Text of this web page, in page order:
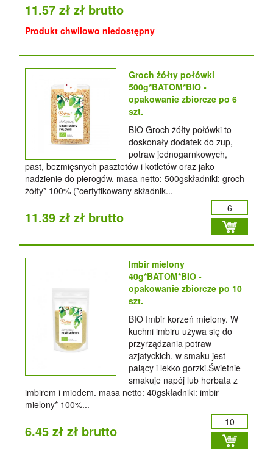
11.57 zł zł brutto
Produkt chwilowo niedostępny
Groch żółty połówki
500g*BATOM*BIO -
opakowanie zbiorcze po 6
szt.
BIO Groch żółty połówki to
doskonały dodatek do zup,
potraw jednogarnkowych,
past, bezmięsnych pasztetów i kotletów oraz jako
nadzienie do pierogów. masa netto: 500gskładniki: groch
żółty* 100% (*certyfikowany składnik...
11.39 zł zł brutto
Imbir mielony
40g*BATOM*BIO -
opakowanie zbiorcze po 10
szt.
BIO Imbir korzeń mielony. W
kuchni imbiru używa się do
przyrządzania potraw
azjatyckich, w smaku jest
palący i lekko gorzki.Świetnie
smakuje napój lub herbata z
imbirem i miodem. masa netto: 40gskładniki: imbir
mielony* 100%...
6.45 zł zł brutto